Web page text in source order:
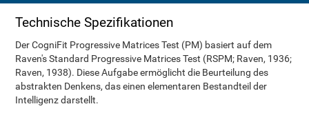
Technische Spezifikationen
Der CogniFit Progressive Matrices Test (PM) basiert auf dem
Raven's Standard Progressive Matrices Test (RSPM; Raven, 1936;
Raven, 1938). Diese Aufgabe ermöglicht die Beurteilung des
abstrakten Denkens, das einen elementaren Bestandteil der
Intelligenz darstellt.